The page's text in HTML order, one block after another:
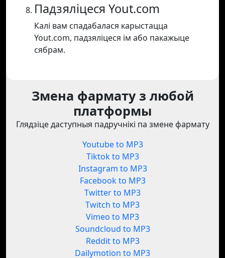
Падзяліцеся Yout.com
Калі вам спадабалася карыстацца
Yout.com, падзяліцеся ім або пакажыце
сябрам.
Змена фармату з любой
платформы
Глядзіце даступныя падручнікі па змене фармату
Youtube to MP3
Tiktok to MP3
Instagram to MP3
Facebook to MP3
Twitter to MP3
Twitch to MP3
Vimeo to MP3
Soundcloud to MP3
Reddit to MP3
Dailymotion to MP3